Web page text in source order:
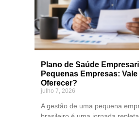
Plano de Saúde
Pequenas Empresas: Vale
Oferecer?
julho 7, 2026
A gestão de uma pequena